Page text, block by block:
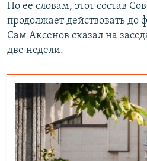
По ее словам, этот состав
продолжает действовать до
Сам Аксенов сказал на
две недели.